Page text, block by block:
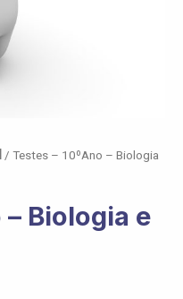
/ Testes – 10ºAno – Biologia
– Biologia e